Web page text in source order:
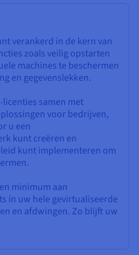
verankerd in de kern van
zoals veilig opstarten
machines te beschermen
en gegevenslekken.
samen met
voor bedrijven,
u een
kunt creëren en
kunt implementeren om
minimum aan
in uw hele gevirtualiseerde
en afdwingen. Zo blijft uw